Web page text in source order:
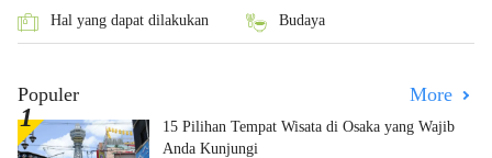
Hal yang dapat dilakukan Budaya
Populer More
15 Pilihan Tempat Wisata di Osaka yang Wajib
Anda Kunjungi